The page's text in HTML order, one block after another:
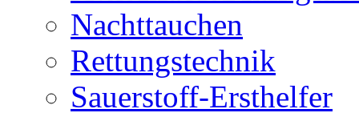
Nachttauchen
Rettungstechnik
Sauerstoff-Ersthelfer